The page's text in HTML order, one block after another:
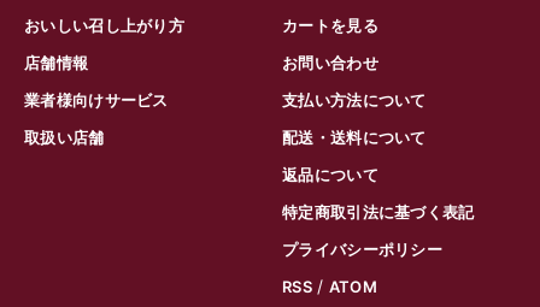
おいしい召し上がり方
店舗情報
業者様向けサービス
取扱い店舗
カートを見る
お問い合わせ
支払い方法について
配送・送料について
返品について
特定商取引法に基づく表記
プライバシーポリシー
RSS/ ATOM